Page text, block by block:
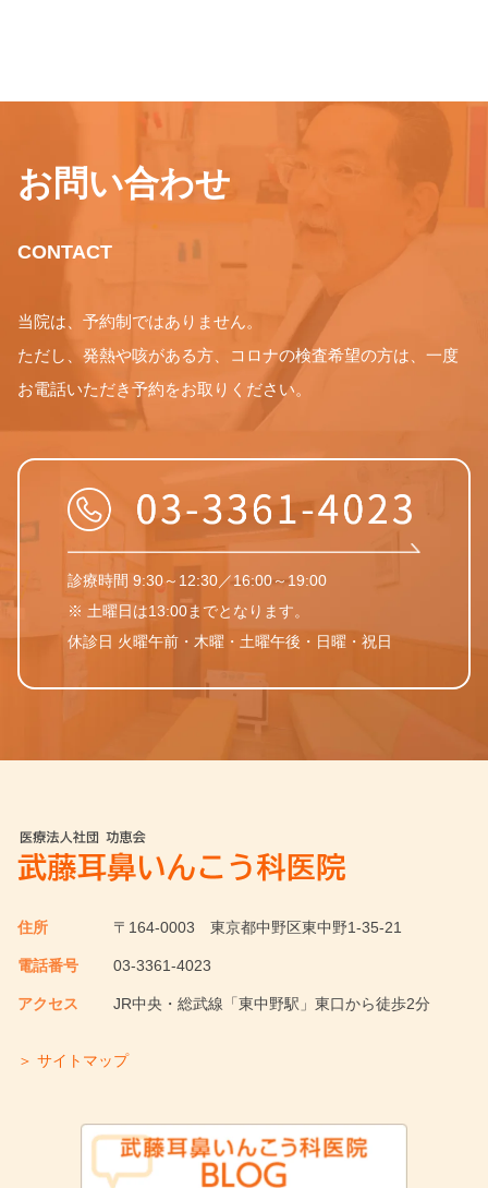
お問い合わせ
CONTACT
当院は、予約制ではありません。
ただし、発熱や咳がある方、コロナの検査希望の方は、一度
お電話いただき予約をお取りください。
診療時間 9:30～12:30／16:00～19:00
※ 土曜日は13:00までとなります。
休診日 火曜午前・木曜・土曜午後・日曜・祝日
住所 〒164-0003 東京都中野区東中野1-35-21
電話番号 03-3361-4023
アクセス JR中央・総武線「東中野駅」東口から徒歩2分
＞ サイトマップ